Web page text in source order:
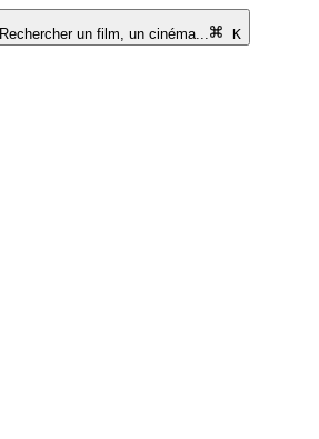
Rechercher un film, un cinéma...
K